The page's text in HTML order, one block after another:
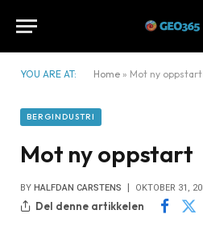
YOU ARE AT: Home » Mot ny oppstart
BERGINDUSTRI
Mot ny oppstart
BY HALFDAN CARSTENS OKTOBER 31,
Del denne artikkelen